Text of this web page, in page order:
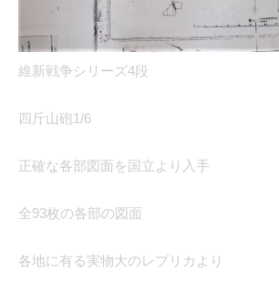
維新戦争シリーズ4段
四斤山砲1/6
正確な各部図面を国立より入手
全93枚の各部の図面
各地に有る実物大のレプリカより